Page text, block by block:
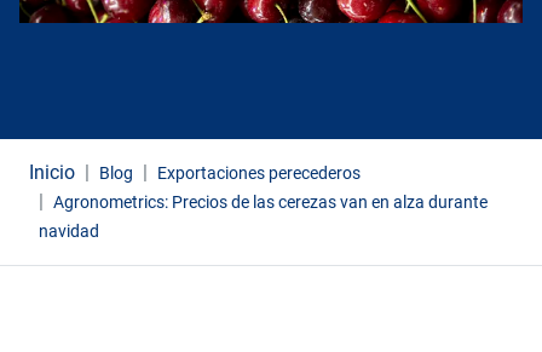
Inicio Blog
Exportaciones perecederos
Agronometrics: Precios de las cerezas van en alza durante
navidad